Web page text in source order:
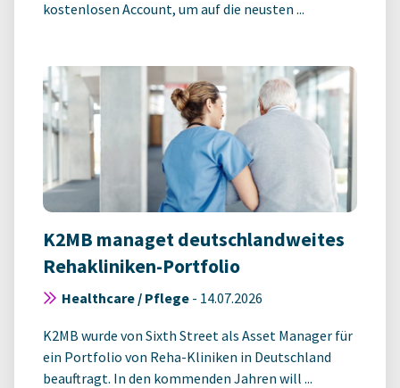
kostenlosen Account, um auf die neusten ...
K2MB managet deutschlandweites
Rehakliniken-Portfolio
Healthcare / Pflege - 14.07.2026
K2MB wurde von Sixth Street als Asset Manager für
ein Portfolio von Reha-Kliniken in Deutschland
beauftragt. In den kommenden Jahren will ...